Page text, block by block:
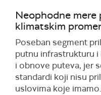
Neophodne mere
klimatskim
Poseban segment
putnu infrastrukturu i
i obnove puteva, jer
standardi koji nisu
uslovima koje imamo.